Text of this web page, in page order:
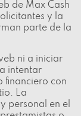
de Max Cash
y la
parte de la
ni a iniciar
intentar
financiero con
La
personal en el